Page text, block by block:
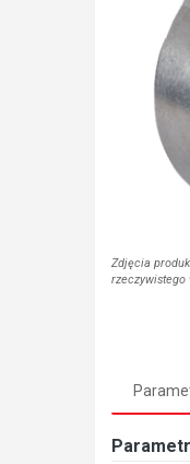
Zdjęcia
rzeczywistego